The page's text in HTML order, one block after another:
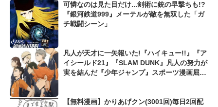
可憐なのは見た目だけ...剣術に銃の早撃ちも!?
『銀河鉄道999』メーテルが敵を無双した「ガ
チ戦闘シーン」
凡人が天才に一矢報いた!『ハイキュー!!』『ア
イシールド21』『SLAM DUNK』凡人の努力が
実を結んだ『少年ジャンプ』スポーツ漫画屈指
【無料漫画】かりあげクン(3001回)毎日2回配